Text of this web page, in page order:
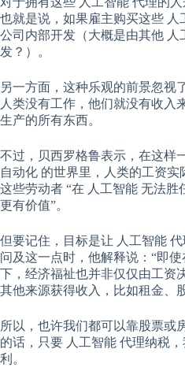
也就是说，如果雇主购买这些 人
公司内部开发（大概是由其他 人
发？）。
另一方面，这种乐观的前景忽视
人类没有工作，他们就没有收入
生产的所有东西。
不过，贝西罗格鲁表示，在这样
自动化 的世界里，人类的工资实
这些劳动者 “在 人工智能 无法胜
更有价值”。
但要记住，目标是让 人工智能 代
问及这一点时，他解释说：“即
下，经济福祉也并非仅仅由工资
其他来源获得收入，比如租金、
所以，也许我们都可以靠股票或
的话，只要 人工智能 代理纳税
利。